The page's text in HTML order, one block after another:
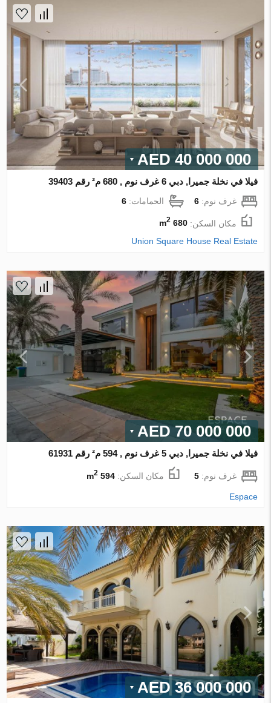
40 000 000 AED
فيلا في نخلة جميرا, دبي 6 غرف نوم , 680 م² رقم 39403
غرف نوم:6 الحمامات:6
مكان السكن:680 m
2
Union Square House Real Estate
70 000 000 AED
فيلا في نخلة جميرا, دبي 5 غرف نوم , 594 م² رقم 61931
غرف نوم:5 مكان السكن:594 m
2
Espace
36 000 000 AED